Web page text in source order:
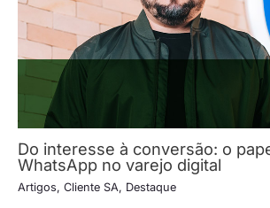
Do interesse à conversão: o
WhatsApp no varejo digital
Artigos, Cliente SA, Destaque